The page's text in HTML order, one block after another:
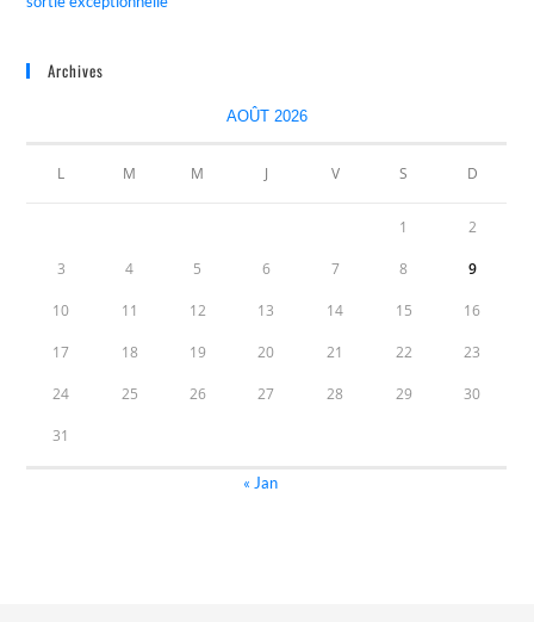
Archives
AOÛT 2026
L M M J V S D
1 2
3 4 5 6 7 8 9
10 11 12 13 14 15 16
17 18 19 20 21 22 23
24 25 26 27 28 29 30
31
« Jan